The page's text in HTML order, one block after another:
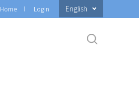
Home Login English